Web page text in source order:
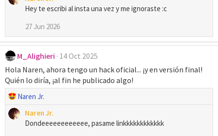
Hey te escribi al insta una vez y me ignoraste :c
27 Jun 2026
M_Alighieri 14 Oct 2025
Hola Naren, ahora tengo un hack oficial... ¡y en versión final!
Quién lo diría, ¡al fin he publicado algo!
R
a
Naren Jr.
Naren Jr.
Dondeeeeeeeeeeee, pasame linkkkkkkkkkkkk